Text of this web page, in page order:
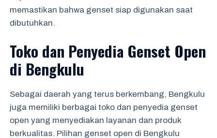
memastikan bahwa genset siap digunakan saat
dibutuhkan.
Toko dan Penyedia Genset Open
di Bengkulu
Sebagai daerah yang terus berkembang, Bengkulu
juga memiliki berbagai toko dan penyedia genset
open yang menyediakan layanan dan produk
berkualitas. Pilihan genset open di Bengkulu